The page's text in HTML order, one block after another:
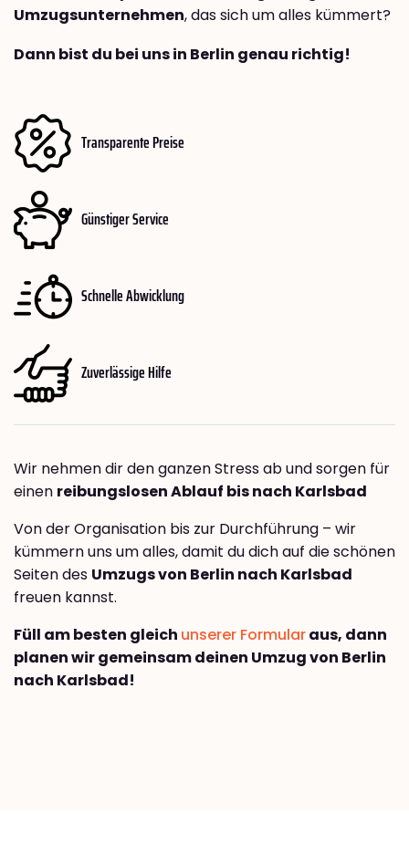
Umzugsunternehmen, das sich um alles kümmert?
Dann bist du bei uns in Berlin genau richtig!
Transparente Preise
Günstiger Service
Schnelle Abwicklung
Zuverlässige Hilfe
Wir nehmen dir den ganzen Stress ab und sorgen für
einen reibungslosen Ablauf bis nach Karlsbad
Von der Organisation bis zur Durchführung – wir
kümmern uns um alles, damit du dich auf die schönen
Seiten des Umzugs von Berlin nach Karlsbad
freuen kannst.
Füll am besten gleich unserer Formularaus, dann
planen wir gemeinsam deinen Umzug von Berlin
nach Karlsbad!